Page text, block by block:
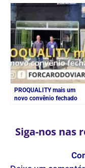
PROQUALITY mais um
novo convênio fechado
Siga-nos nas